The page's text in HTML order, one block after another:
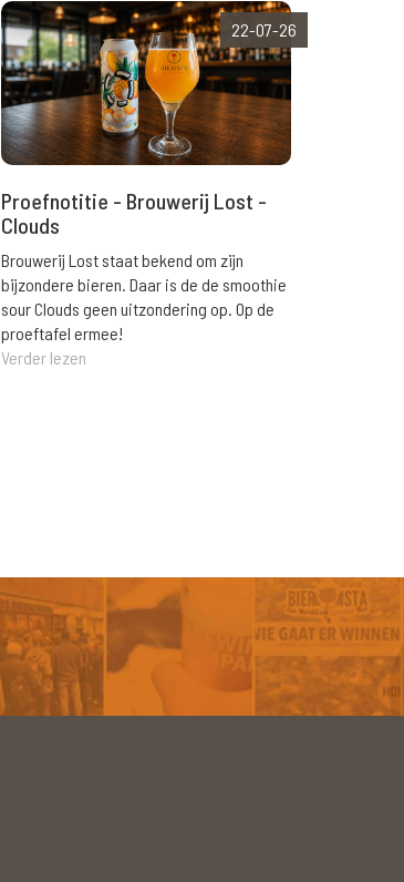
22-07-26
Proefnotitie - Brouwerij Lost -
Clouds
Brouwerij Lost staat bekend om zijn
bijzondere bieren. Daar is de de smoothie
sour Clouds geen uitzondering op. Op de
proeftafel ermee!
Verder lezen